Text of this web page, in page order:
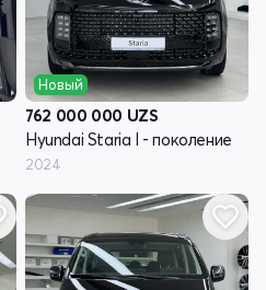
Новый
762 000 000 UZS
Hyundai Staria I - поколение
2024